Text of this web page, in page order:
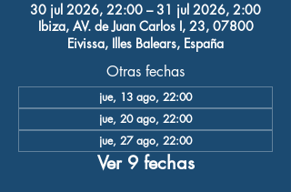
30 jul 2026, 22:00 – 31 jul 2026, 2:00
Ibiza, AV. de Juan Carlos I, 23, 07800
Eivissa, Illes Balears, España
Otras fechas
jue, 13 ago, 22:00
jue, 20 ago, 22:00
jue, 27 ago, 22:00
Ver 9 fechas